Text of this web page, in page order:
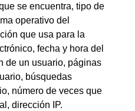
se encuentra, tipo de
operativo del
que usa para la
fecha y hora del
de un usuario, páginas
búsquedas
número de veces que
dirección IP.